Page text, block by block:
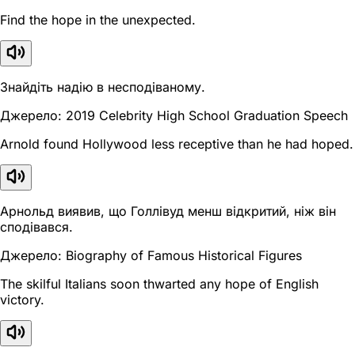
Find the hope in the unexpected.
Знайдіть надію в несподіваному.
Джерело: 2019 Celebrity High School Graduation Speech
Arnold found Hollywood less receptive than he had hoped.
Арнольд виявив, що Голлівуд менш відкритий, ніж він
сподівався.
Джерело: Biography of Famous Historical Figures
The skilful Italians soon thwarted any hope of English
victory.